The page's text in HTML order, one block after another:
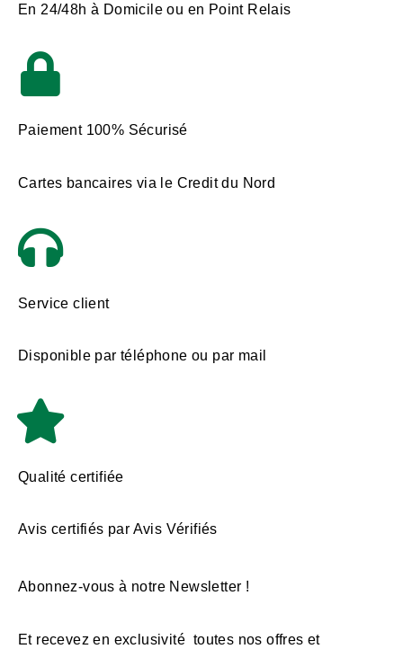
En 24/48h à Domicile ou en Point Relais
Paiement 100% Sécurisé
Cartes bancaires via le Credit du Nord
Service client
Disponible par téléphone ou par mail
Qualité certifiée
Avis certifiés par Avis Vérifiés
Abonnez-vous à notre Newsletter !
Et recevez en exclusivité toutes nos offres et